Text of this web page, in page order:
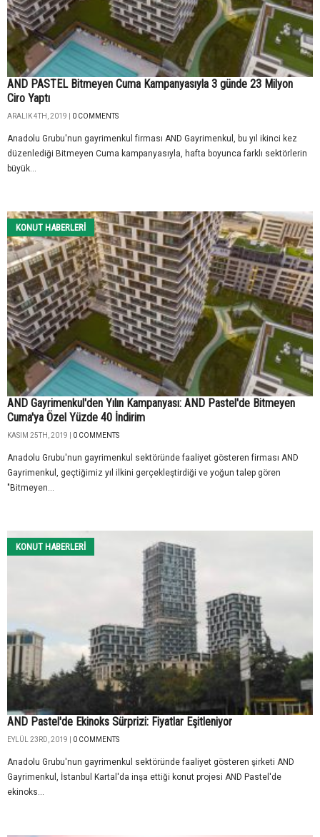
AND PASTEL Bitmeyen Cuma Kampanyasıyla 3 günde 23 Milyon
Ciro Yaptı
ARALIK 4TH, 2019 | 0 COMMENTS
Anadolu Grubu'nun gayrimenkul firması AND Gayrimenkul, bu yıl ikinci kez
düzenlediği Bitmeyen Cuma kampanyasıyla, hafta boyunca farklı sektörlerin
büyük...
KONUT HABERLERI
AND Gayrimenkul'den Yılın Kampanyası: AND Pastel'de Bitmeyen
Cuma'ya Özel Yüzde 40 İndirim
KASIM 25TH, 2019 | 0 COMMENTS
Anadolu Grubu'nun gayrimenkul sektöründe faaliyet gösteren firması AND
Gayrimenkul, geçtiğimiz yıl ilkini gerçekleştirdiği ve yoğun talep gören
"Bitmeyen...
KONUT HABERLERI
AND Pastel'de Ekinoks Sürprizi: Fiyatlar Eşitleniyor
EYLÜL 23RD, 2019 | 0 COMMENTS
Anadolu Grubu'nun gayrimenkul sektöründe faaliyet gösteren şirketi AND
Gayrimenkul, İstanbul Kartal'da inşa ettiği konut projesi AND Pastel'de
ekinoks...